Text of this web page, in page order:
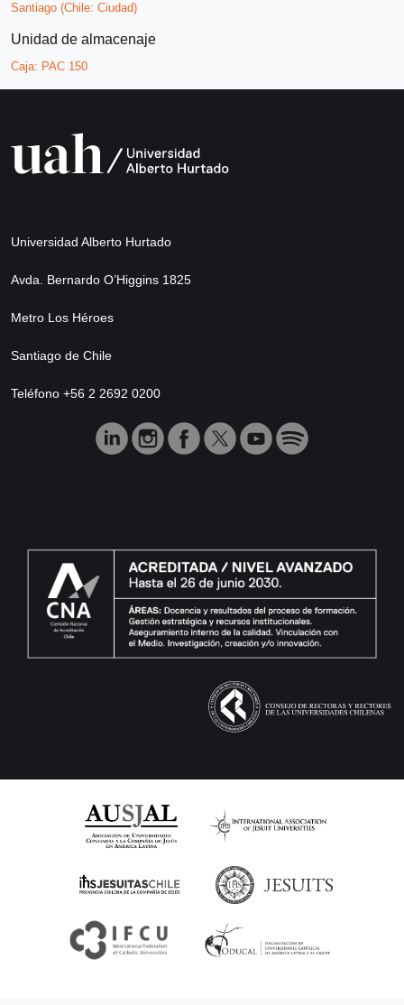
Santiago (Chile: Ciudad)
Unidad de almacenaje
Caja: PAC 150
Universidad Alberto Hurtado
Avda. Bernardo O’Higgins 1825
Metro Los Héroes
Santiago de Chile
Teléfono +56 2 2692 0200